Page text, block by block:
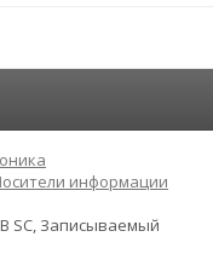
информации
SC, Записываемый